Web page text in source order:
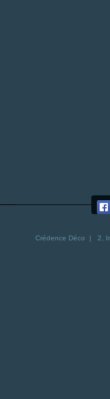
Crédence Déco | 2,